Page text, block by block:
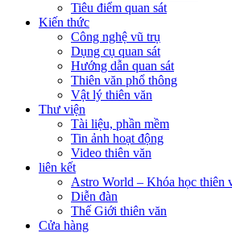
Tiêu điểm quan sát
Kiến thức
Công nghệ vũ trụ
Dụng cụ quan sát
Hướng dẫn quan sát
Thiên văn phổ thông
Vật lý thiên văn
Thư viện
Tài liệu, phần mềm
Tin ảnh hoạt động
Video thiên văn
liên kết
Astro World – Khóa học thiên
Diễn đàn
Thế Giới thiên văn
Cửa hàng